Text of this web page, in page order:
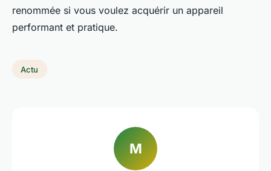
renommée si vous voulez acquérir un appareil
performant et pratique.
Actu
M